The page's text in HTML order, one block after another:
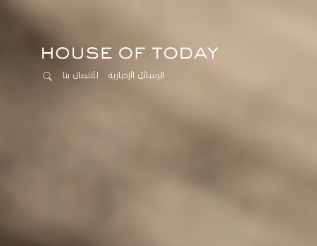
الرسائل الإخبارية للاتصال بنا